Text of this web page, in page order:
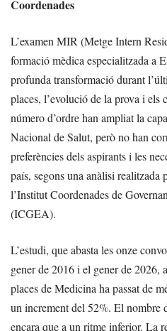
Coordenades
L’examen MIR (Metge Intern
formació mèdica especialitzada a
profunda transformació durant
places, l’evolució de la prova i els
número d’ordre han ampliat la
Nacional de Salut, però no han
preferències dels aspirants i les
país, segons una anàlisi realitzada
l’Institut Coordenades de
(ICGEA).
L’estudi, que abasta les onze
gener de 2016 i el gener de 2026,
places de Medicina ha passat de
un increment del 52%. El nombre
encara que a un ritme inferior. La